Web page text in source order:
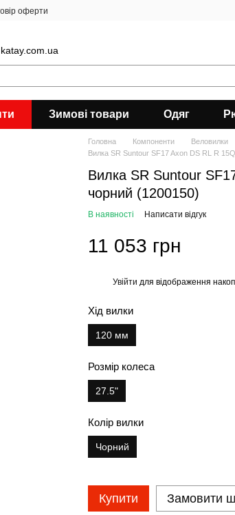
оферти
katay.com.ua
Зимові товари Одяг
Головна Компоненти Веловилки
Вилка SR Suntour SF17 Axon DS RL R
Вилка SR Suntour
чорний (1200150)
В наявності Написати відгук
11 053 грн
Увійти для відображення
Хід вилки
120 мм
Розмір колеса
27.5"
Колір вилки
Чорний
Купити Замовити